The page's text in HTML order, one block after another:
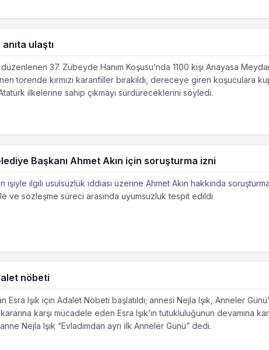
ulaştı
37. Zübeyde Hanım Koşusu’nda 1100 kişi Anayasa
törende kırmızı karanfiller bırakıldı, dereceye giren koşuculara
Atatürk ilkelerine sahip çıkmayı sürdüreceklerini söyledi.
Başkanı Ahmet Akın için soruşturma izni
işiyle ilgili usulsüzlük iddiası üzerine Ahmet Akın hakkında
ve sözleşme süreci arasında uyumsuzluk tespit edildi
nöbeti
Esra Işık için Adalet Nöbeti başlatıldı; annesi Nejla Işık, Anneler
karşı mücadele eden Esra Işık’ın tutukluluğunun devamına
Nejla Işık “Evladımdan ayrı ilk Anneler Günü” dedi.